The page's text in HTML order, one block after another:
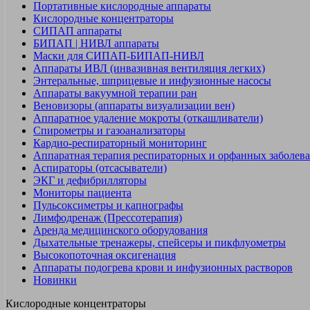
Портативные кислородные аппараты
Кислородные концентраторы
СИПАП аппараты
БИПАП | НИВЛ аппараты
Маски для СИПАП-БИПАП-НИВЛ
Аппараты ИВЛ (инвазивная вентиляция легких)
Энтеральные, шприцевые и инфузионные насосы
Аппараты вакуумной терапии ран
Веновизоры (аппараты визуализации вен)
Аппаратное удаление мокроты (откашливатели)
Спирометры и газоанализаторы
Кардио-респираторный мониторинг
Аппаратная терапия респираторных и орфанных
Аспираторы (отсасыватели)
ЭКГ и дефибрилляторы
Мониторы пациента
Пульсоксиметры и капнографы
Лимфодренаж (Прессотерапия)
Аренда медицинского оборудования
Дыхательные тренажеры, спейсеры и пикфлуометры
Высокопоточная оксигенация
Аппараты подогрева крови и инфузионных растворов
Новинки
Кислородные концентраторы